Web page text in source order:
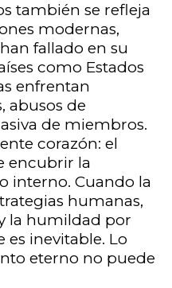
también se refleja
modernas,
fallado en su
como Estados
enfrentan
abusos de
de miembros.
corazón: el
encubrir la
interno. Cuando la
humanas,
la humildad por
inevitable. Lo
eterno no puede